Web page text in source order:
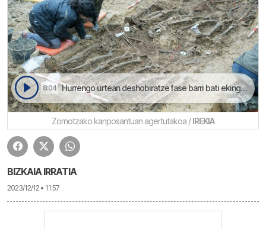
8:04 Hurrengo urtean deshobiratze fase barri bati ekingo deutse Amorebieta-Etxanoko kanposantuan | Goizeko Izarretan
Zornotzako kanposantuan agertutakoa /IREKIA
BIZKAIA IRRATIA
2023/12/12 • 11:57